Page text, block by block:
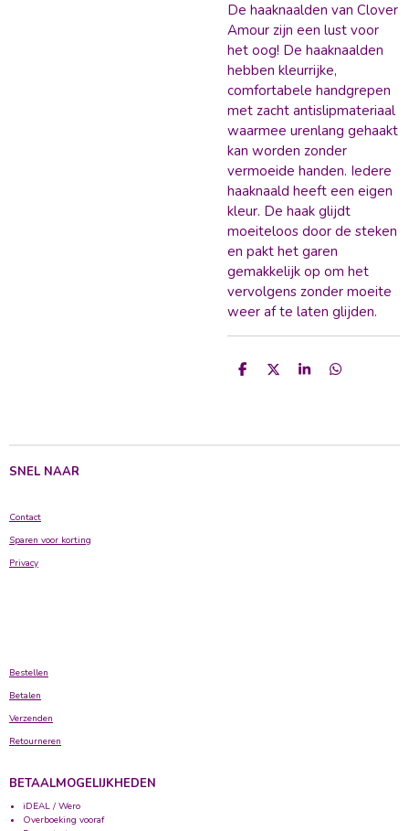
De haaknaalden van Clover
Amour zijn een lust voor
het oog! De haaknaalden
hebben kleurrijke,
comfortabele handgrepen
met zacht antislipmateriaal
waarmee urenlang gehaakt
kan worden zonder
vermoeide handen. Iedere
haaknaald heeft een eigen
kleur. De haak glijdt
moeiteloos door de steken
en pakt het garen
gemakkelijk op om het
vervolgens zonder moeite
weer af te laten glijden.
D
D
S
D
SNEL NAAR
Contact
Sparen voor korting
Privacy
Bestellen
Betalen
Verzenden
Retourneren
BETAALMOGELIJKHEDEN
iDEAL / Wero
Overboeking vooraf